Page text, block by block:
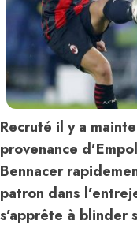
Recruté il y a
provenance
Bennacer
patron dans
s’apprête à blinder